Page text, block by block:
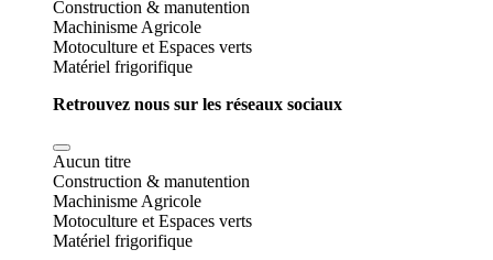
Construction & manutention
Machinisme Agricole
Motoculture et Espaces verts
Matériel frigorifique
Retrouvez nous sur les réseaux sociaux
Aucun titre
Construction & manutention
Machinisme Agricole
Motoculture et Espaces verts
Matériel frigorifique